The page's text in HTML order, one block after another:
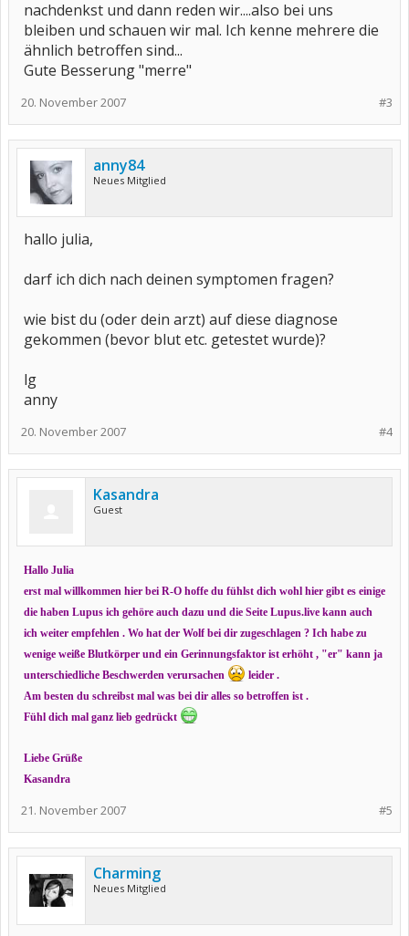
nachdenkst und dann reden wir....also bei uns
bleiben und schauen wir mal. Ich kenne mehrere die
ähnlich betroffen sind...
Gute Besserung "merre"
#3
20. November 2007
anny84
Neues Mitglied
hallo julia,
darf ich dich nach deinen symptomen fragen?
wie bist du (oder dein arzt) auf diese diagnose
gekommen (bevor blut etc. getestet wurde)?
lg
anny
#4
20. November 2007
Kasandra
Guest
Hallo Julia
erst mal willkommen hier bei R-O hoffe du fühlst dich wohl hier gibt es einige
die haben Lupus ich gehöre auch dazu und die Seite Lupus.live kann auch
ich weiter empfehlen . Wo hat der Wolf bei dir zugeschlagen ? Ich habe zu
wenige weiße Blutkörper und ein Gerinnungsfaktor ist erhöht , "er" kann ja
unterschiedliche Beschwerden verursachen
leider .
Am besten du schreibst mal was bei dir alles so betroffen ist .
Fühl dich mal ganz lieb gedrückt
Liebe Grüße
Kasandra
#5
21. November 2007
Charming
Neues Mitglied